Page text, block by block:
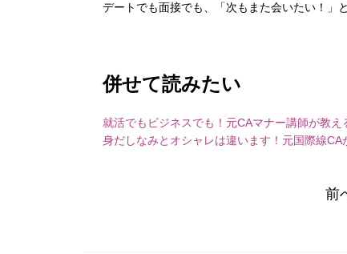
デートでも面接でも、「次もまた会いたい！」
併せて読みたい
就活でもビジネスでも！元CAマナー講師が教え
身だしなみとオシャレは違います！元国際線CA
前